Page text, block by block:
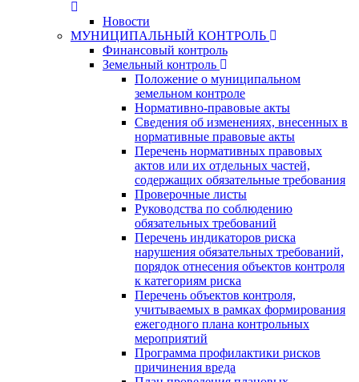
Новости
МУНИЦИПАЛЬНЫЙ КОНТРОЛЬ
Финансовый контроль
Земельный контроль
Положение о муниципальном
земельном контроле
Нормативно-правовые акты
Сведения об изменениях, внесенных в
нормативные правовые акты
Перечень нормативных правовых
актов или их отдельных частей,
содержащих обязательные требования
Проверочные листы
Руководства по соблюдению
обязательных требований
Перечень индикаторов риска
нарушения обязательных требований,
порядок отнесения объектов контроля
к категориям риска
Перечень объектов контроля,
учитываемых в рамках формирования
ежегодного плана контрольных
мероприятий
Программа профилактики рисков
причинения вреда